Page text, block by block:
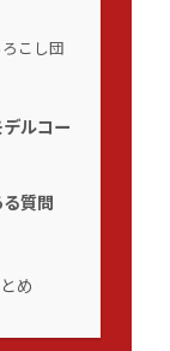
こし団
ルコー
質問
め